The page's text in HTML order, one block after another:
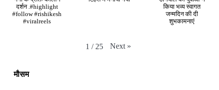
दर्शन .#highlight
#follow #rishikesh
#viralreels
किया भव्य स्वागत
जन्मदिन की दी
शुभकामनाएं
1 / 25 Next »
मौसम